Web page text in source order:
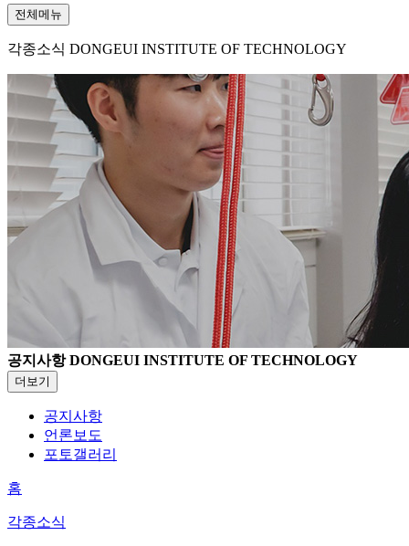
전체메뉴
각종소식 DONGEUI INSTITUTE OF TECHNOLOGY
공지사항DONGEUI INSTITUTE OF TECHNOLOGY
더보기
공지사항
언론보도
포토갤러리
홈
각종소식